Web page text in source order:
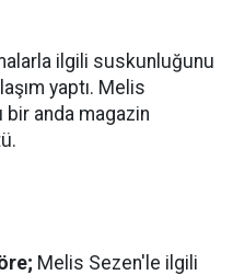
ilgili suskunluğunu
yaptı. Melis
bir anda magazin
Melis Sezen'le ilgili